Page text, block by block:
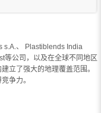
s.A.、 Plastiblends India
公司，以及在全球不同地区
立了强大的地理覆盖范围。
争力。